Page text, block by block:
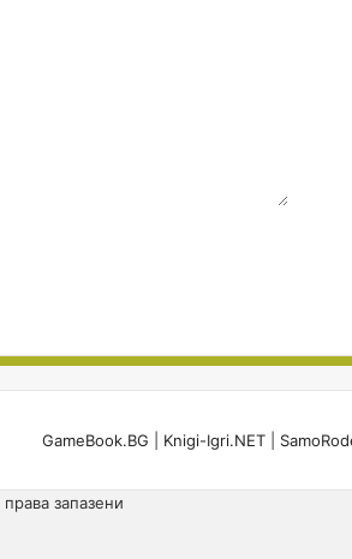
GameBook.BG Knigi-Igri.NET|
запазени